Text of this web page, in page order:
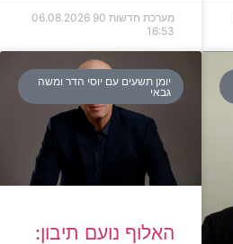
מערכת חדשות 90
06.08.2026
16:53
יומן תשעים עם יוסי הדר ומשה
גבאי
האלוף נועם תיבון: